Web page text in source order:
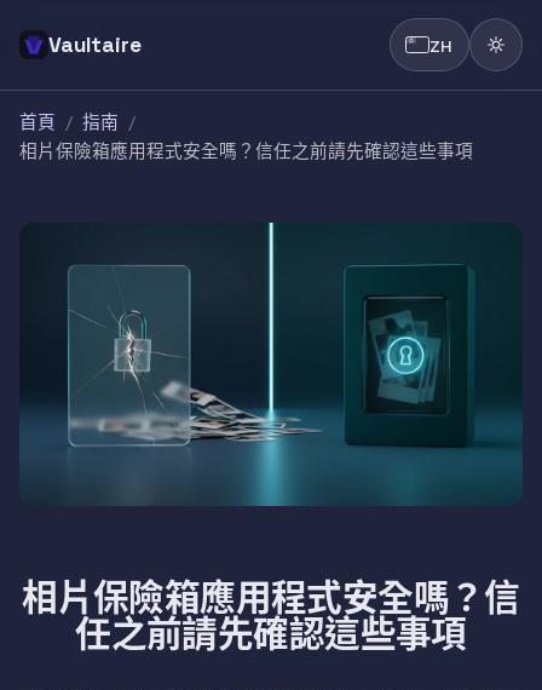
Vaultaire ZH
首頁 / 指南 /
相片保險箱應用程式安全嗎？信任之前請先確認這些事項
相片保險箱應用程式安全嗎？信
任之前請先確認這些事項